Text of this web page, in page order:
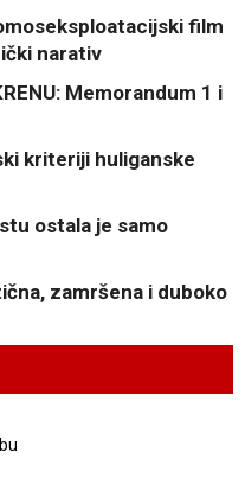
film
narativ
Memorandum 1 i
kriteriji huliganske
ostala je samo
zamršena i duboko